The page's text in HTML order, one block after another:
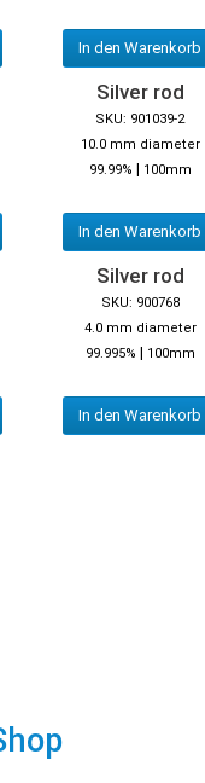
In den Warenkorb
Silver rod
SKU: 901039-2
10.0 mm diameter
99.99% | 100mm
In den Warenkorb
Silver rod
SKU: 900768
4.0 mm diameter
99.995% | 100mm
In den Warenkorb